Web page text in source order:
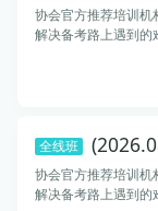
协会官方推荐培训
解决备考路上遇到的
全线班
协会官方推荐培训
解决备考路上遇到的